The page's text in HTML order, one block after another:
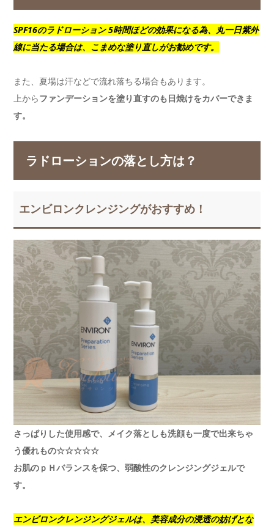
SPF16のラドローション 5時間ほどの効果になる為、丸一日紫外
線に当たる場合は、こまめな塗り直しがお勧めです。
また、夏場は汗などで流れ落ちる場合もあります。
上からファンデーションを塗り直すのも日焼けをカバーできま
す。
ラドローションの落とし方は？
エンビロンクレンジングがおすすめ！
さっぱりした使用感で、メイク落としも洗顔も一度で出来ちゃ
う優れもの☆☆☆☆☆
お肌のｐＨバランスを保つ、弱酸性のクレンジングジェルで
す。
エンビロンクレンジングジェルは、美容成分の浸透の妨げとな